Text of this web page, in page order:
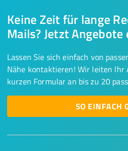
Keine Zeit für lange
Mails? Jetzt Angebote
Lassen Sie sich einfach von
Nähe kontaktieren! Wir leiten Ihr
kurzen Formular an bis zu 20
SO EINFACH